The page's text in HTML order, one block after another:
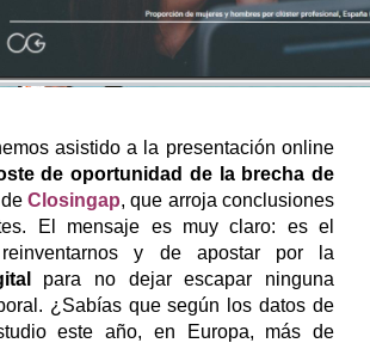
asistido a la presentación online
de oportunidad de la brecha de
deClosingap, que arroja conclusiones
El mensaje es muy claro: es el
y de apostar por la
para no dejar escapar ninguna
¿Sabías que según los datos de
este año, en Europa, más de